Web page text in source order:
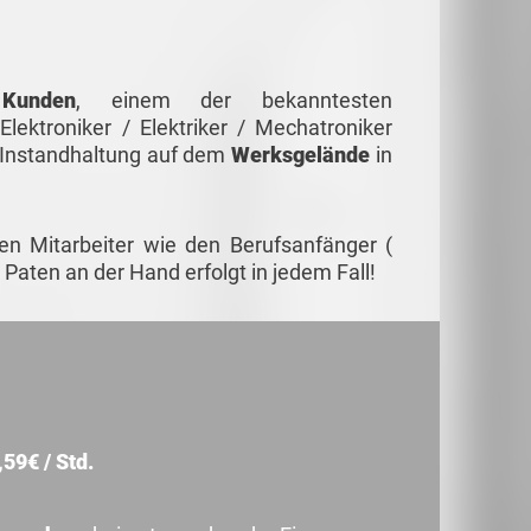
Kunden, einem der bekanntesten
/ Elektriker / Mechatroniker
auf demWerksgelände in
Mitarbeiter wie den Berufsanfänger (
an der Hand erfolgt in jedem Fall!
/ Std.